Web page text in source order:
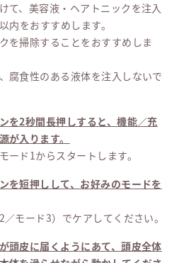
て、美容液・ヘアトニックを注入
内をおすすめします。
を掃除することをおすすめしま
腐食性のある液体を注入しないで
を2秒間長押しすると、機能／充
が入ります。
ド1からスタートします。
を短押しして、お好みのモードを
モード3）でケアしてください。
頭皮に届くようにあて、頭皮全体